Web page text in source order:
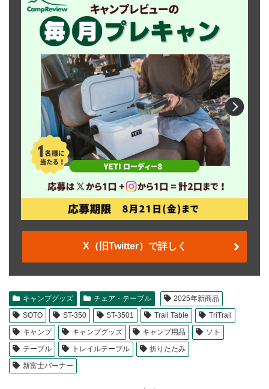
X（旧Twitter）で詳しく
キャンプグッズ チェア・テーブル
2025年新商品
SOTO
ST-350 ST-3501 Trail Table
TriTrail
キャンプ
キャンプグッズ キャンプ用品
ソト
テーブル
トレイルテーブル
折りたたみ
新富士バーナー